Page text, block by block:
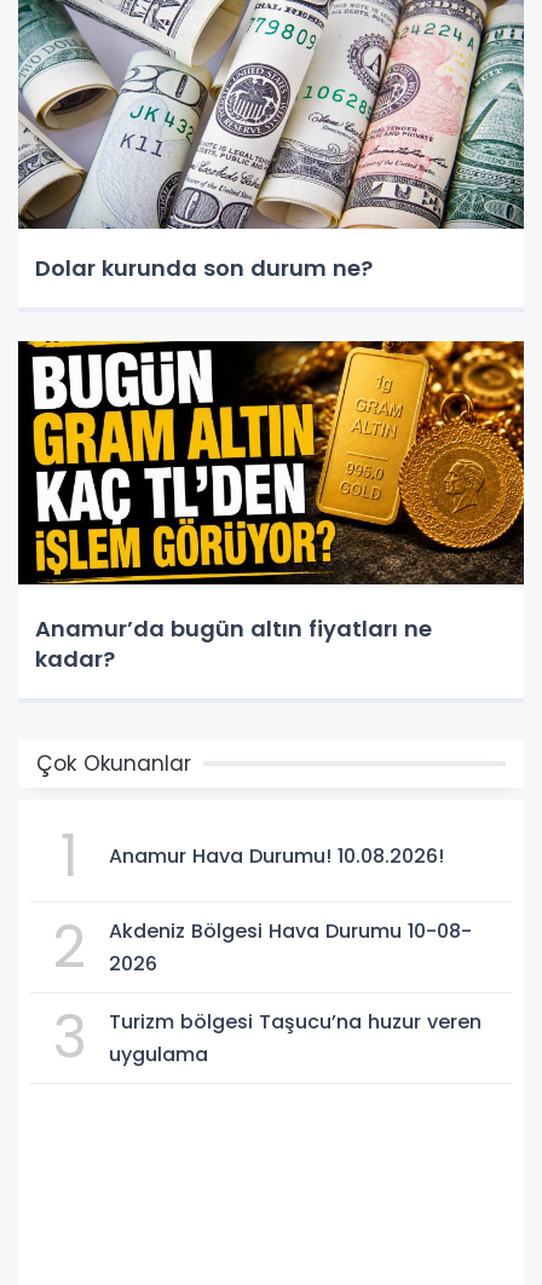
Dolar kurunda son durum ne?
Anamur’da bugün altın fiyatları ne
kadar?
Çok Okunanlar
1 Anamur Hava Durumu! 10.08.2026!
2
Akdeniz Bölgesi Hava Durumu 10-08-
2026
3
Turizm bölgesi Taşucu’na huzur veren
uygulama